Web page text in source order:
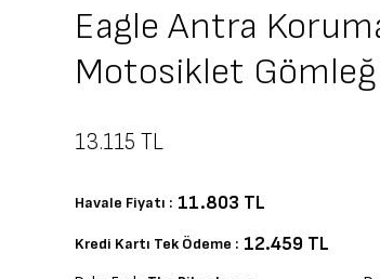
Eagle Antra
Motosiklet
13.115 TL
Havale Fiyatı : 11.803 TL
Kredi Kartı Tek Ödeme : 12.459 TL